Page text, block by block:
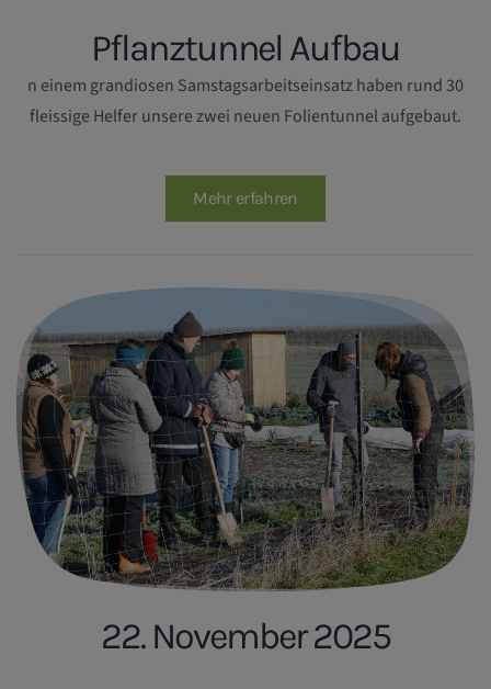
Pflanztunnel Aufbau
n einem grandiosen Samstagsarbeitseinsatz haben rund 30
fleissige Helfer unsere zwei neuen Folientunnel aufgebaut.
Mehr erfahren
22. November 2025